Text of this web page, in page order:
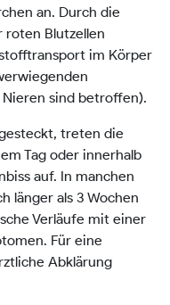
an. Durch die
Blutzellen
im Körper
Nieren sind betroffen).
treten die
Tag oder innerhalb
auf. In manchen
länger als 3 Wochen
Verläufe mit einer
Für eine
Abklärung